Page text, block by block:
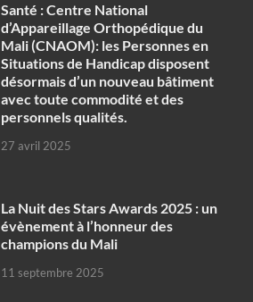
Santé : Centre National
d’Appareillage Orthopédique du
Mali (CNAOM): les Personnes en
Situations de Handicap disposent
désormais d’un nouveau bâtiment
avec toute commodité et des
personnels qualités.
27 avril 2025
‎La Nuit des Stars Awards 2025 : un
évènement à l’honneur des
champions du Mali
11 septembre 2025